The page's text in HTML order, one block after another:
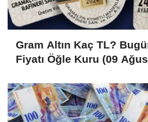
Gram Altın Kaç TL?
Fiyatı Öğle Kuru (09